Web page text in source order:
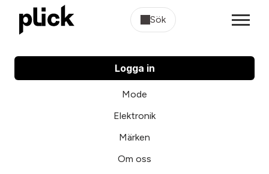
Sök
Logga in
Mode
Elektronik
Märken
Om oss